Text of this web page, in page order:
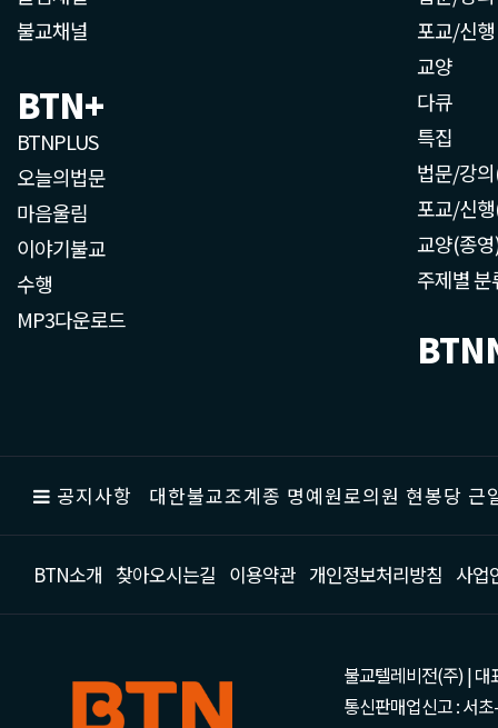
불교채널
BTN+
BTNPLUS
오늘의법문
마음울림
이야기불교
수행
MP3다운로드
포교/신행
교양
다큐
특집
법문/강
포교/신
교양(종
주제별 분
공지사항 대한불교조계종 명예원로의원 현봉당
BTN소개 찾아오시는길 이용약관 개인정보처리방침 사업
불교텔레비전(주) | 대
통신판매업신고 : 서